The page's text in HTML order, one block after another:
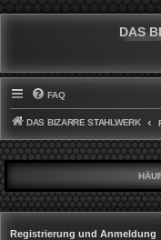
DAS
FAQ
DAS BIZARRE STAHLWERK
Registrierung und Anmeldung